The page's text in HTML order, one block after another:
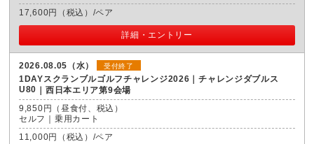
17,600円（税込）/ペア
詳細・エントリー
2026.08.05（水） 受付終了
1DAYスクランブルゴルフチャレンジ2026｜チャレンジダブルス
U80
西日本エリア第9会場
9,850円（昼食付、税込）
セルフ｜乗用カート
11,000円（税込）/ペア